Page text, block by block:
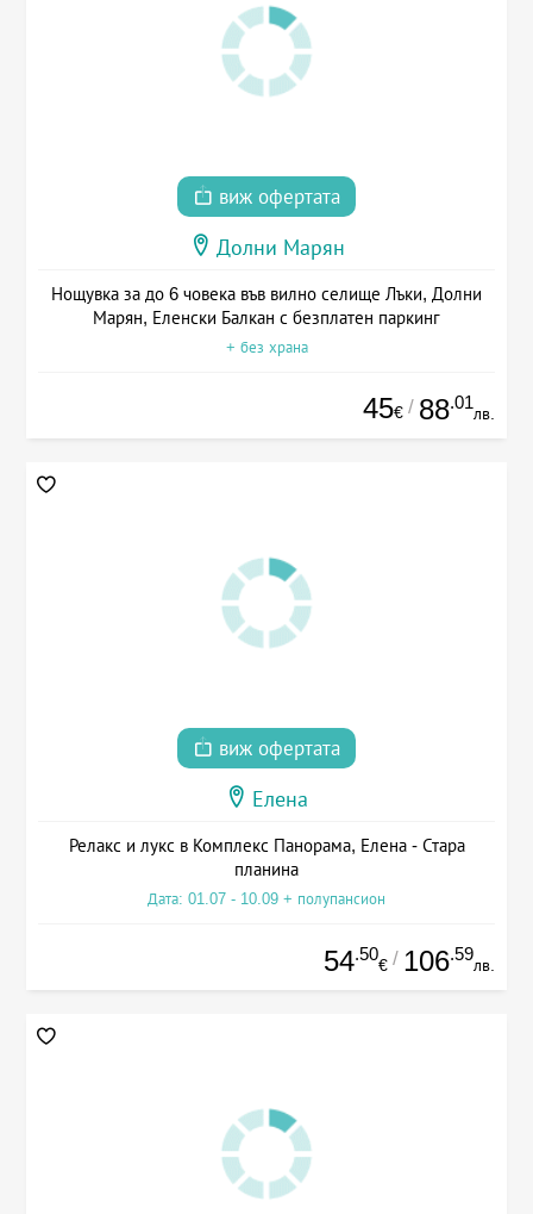
виж офертата
Долни Марян
Нощувка за до 6 човека във вилно селище Лъки, Долни
Марян, Еленски Балкан с безплатен паркинг
+ без храна
45€ / 88.01
лв.
виж офертата
Елена
Релакс и лукс в Комплекс Панорама, Елена - Стара
планина
Дата: 01.07 - 10.09 + полупансион
54.50
€ / 106.59
лв.